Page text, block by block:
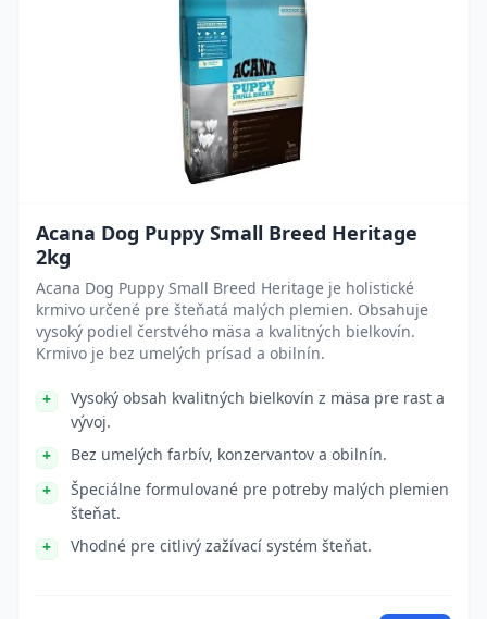
Acana Dog Puppy Small Breed Heritage
2kg
Acana Dog Puppy Small Breed Heritage je holistické
krmivo určené pre šteňatá malých plemien. Obsahuje
vysoký podiel čerstvého mäsa a kvalitných bielkovín.
Krmivo je bez umelých prísad a obilnín.
Vysoký obsah kvalitných bielkovín z mäsa pre rast a
vývoj.
Bez umelých farbív, konzervantov a obilnín.
Špeciálne formulované pre potreby malých plemien
šteňat.
Vhodné pre citlivý zažívací systém šteňat.